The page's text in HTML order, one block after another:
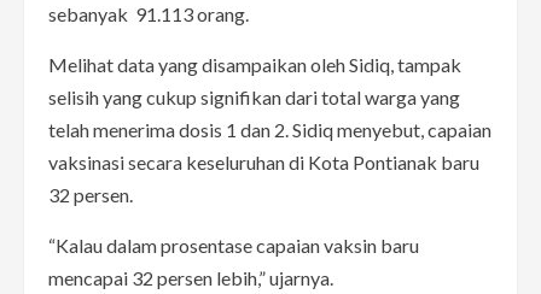
sebanyak 91.113 orang.
Melihat data yang disampaikan oleh Sidiq, tampak
selisih yang cukup signifikan dari total warga yang
telah menerima dosis 1 dan 2. Sidiq menyebut, capaian
vaksinasi secara keseluruhan di Kota Pontianak baru
32 persen.
“Kalau dalam prosentase capaian vaksin baru
mencapai 32 persen lebih,” ujarnya.